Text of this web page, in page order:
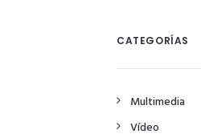
CATEGORÍAS
Multimedia
Vídeo